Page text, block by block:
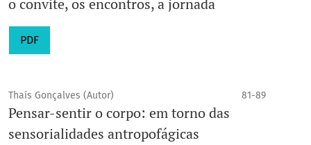
o convite, os encontros, a jornada
PDF
Thaís Gonçalves (Autor) 81-89
Pensar-sentir o corpo: em torno das
sensorialidades antropofágicas